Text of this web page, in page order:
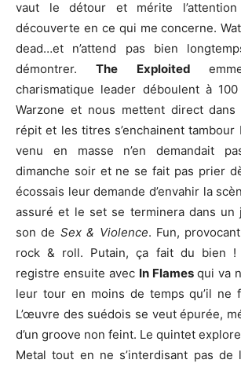
vaut le détour et mérite
découverte en ce qui me concerne.
dead…et n’attend pas bien
démontrer.The Exploited
charismatique leader déboulent à
Warzone et nous mettent direct
répit et les titres s’enchainent tambour
venu en masse n’en demandait
dimanche soir et ne se fait pas prier
écossais leur demande d’envahir la
assuré et le set se terminera dans un
son de Sex & Violence. Fun,
rock & roll. Putain, ça fait du bien !
registre ensuite avec In Flames qui va
leur tour en moins de temps qu’il ne
L’œuvre des suédois se veut épurée,
d’un groove non feint. Le quintet
Metal tout en ne s’interdisant pas de